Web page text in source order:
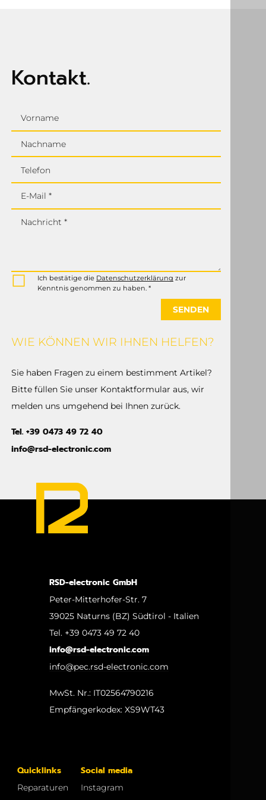
Kontakt.
Vorname
Nachname
Telefon
E-Mail *
Nachricht *
Ich bestätige die Datenschutzerklärung zur
Kenntnis genommen zu haben. *
SENDEN
WIE KÖNNEN WIR IHNEN HELFEN?
Sie haben Fragen zu einem bestimment Artikel?
Bitte füllen Sie unser Kontaktformular aus, wir
melden uns umgehend bei Ihnen zurück.
Tel. +39 0473 49 72 40
info@rsd-electronic.com
RSD-electronic GmbH
Peter-Mitterhofer-Str. 7
39025 Naturns (BZ) Südtirol - Italien
Tel. +39 0473 49 72 40
info@rsd-electronic.com
info@pec.rsd-electronic.com
MwSt. Nr.: IT02564790216
Empfängerkodex: XS9WT43
Quicklinks
Reparaturen
Social media
Instagram